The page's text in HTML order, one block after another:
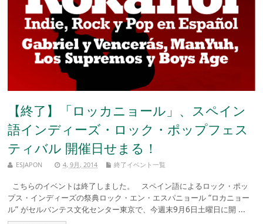
【終了】「ロッカニョール」、スペイン
語インディーズ・ロック・ポップフェス
ティバル 開催日せまる！
ESJAPON 4, 9月, 2014 終了イベント一覧
こちらのイベントは終了しました。 スペイン語によるロック・ポッ
プス・インディーズの祭典ロック・エン・エスパニョール “ロカニョー
ル” がセルバンテス文化センター東京で、今週末9月6日土曜日に開 ...